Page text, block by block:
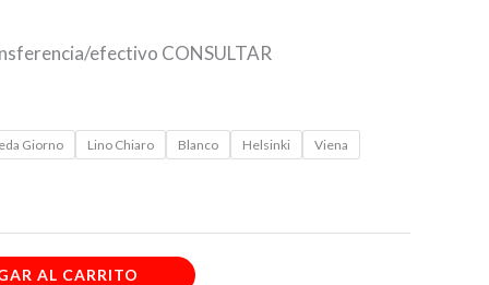
efectivo CONSULTAR
Giorno Lino Chiaro Blanco Helsinki
Viena
AL CARRITO